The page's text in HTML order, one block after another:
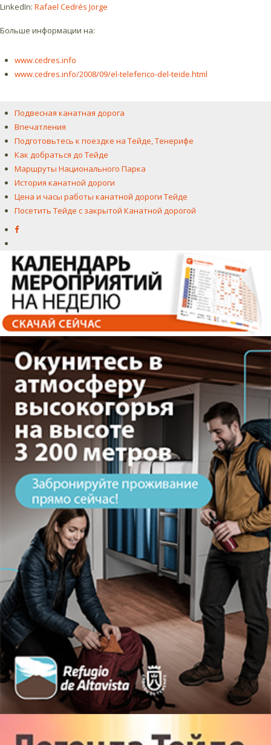
Подвесная канатная дорога
Впечатления
Подготовьтесь к поездке на Тейде, Тенерифе
Как добраться до Тейде
Маршруты Национального Парка
История канатной дороги
Цена и часы работы канатной дороги Тейде
Посетить Тейде с закрытой Канатной дорогой
LinkedIn: Rafael Cedrés Jorge
Больше информации на:
www.cedres.info
www.cedres.info/2008/09/el-teleferico-del-teide.html